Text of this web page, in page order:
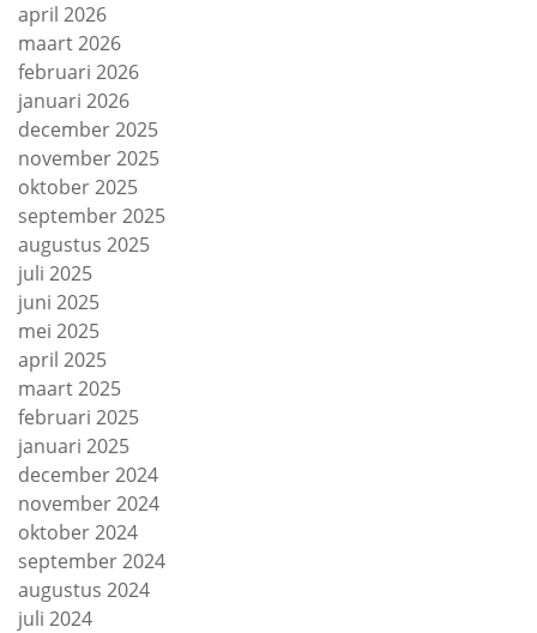
april 2026
maart 2026
februari 2026
januari 2026
december 2025
november 2025
oktober 2025
september 2025
augustus 2025
juli 2025
juni 2025
mei 2025
april 2025
maart 2025
februari 2025
januari 2025
december 2024
november 2024
oktober 2024
september 2024
augustus 2024
juli 2024